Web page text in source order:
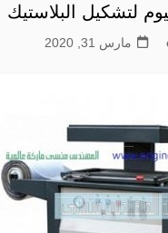
لتشكيل البلاستيك
مارس 31, 2020